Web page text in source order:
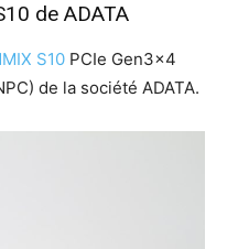
de ADATA
S10 PCIe Gen3x4
de la société ADATA.